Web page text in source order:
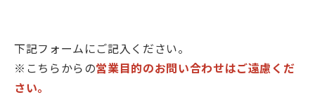
下記フォームにご記入ください。
※こちらからの営業目的のお問い合わせはご遠慮くだ
さい。